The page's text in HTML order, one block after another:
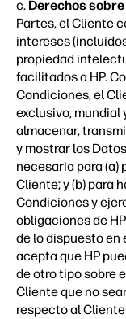
c. Derechos
Partes, el Cliente
intereses
propiedad
facilitados a HP.
Condiciones, el
exclusivo, mundial
almacenar,
y mostrar los
necesaria para (a)
Cliente; y (b) para
Condiciones y
obligaciones de
de lo dispuesto en
acepta que HP
de otro tipo sobre
Cliente que no
respecto al